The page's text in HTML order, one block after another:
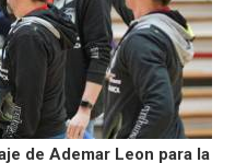
de Ademar Leon para la